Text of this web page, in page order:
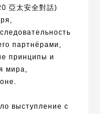
亞太安全對話)
,
партнёрами,
принципы и
мира,
выступление с